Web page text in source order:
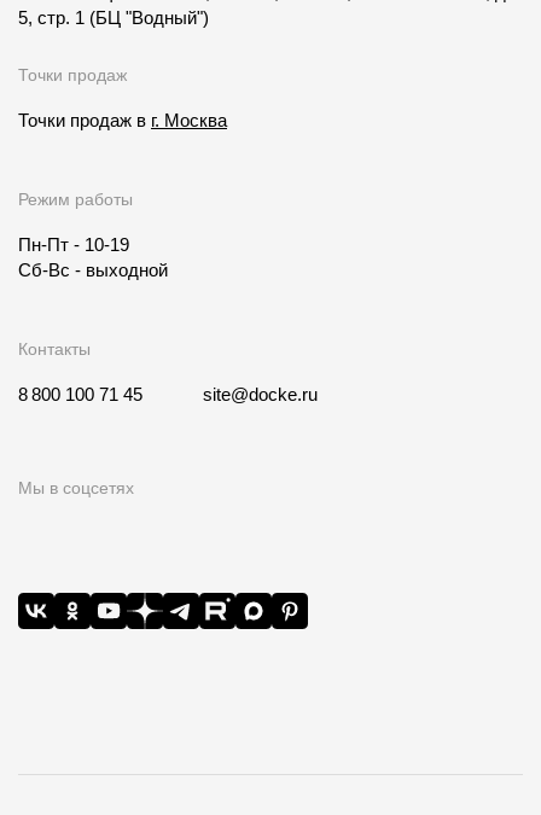
5, стр. 1 (БЦ "Водный")
Точки продаж
Точки продаж в г. Москва
Режим работы
Пн-Пт - 10-19
Сб-Вс - выходной
Контакты
8 800 100 71 45 site@docke.ru
Мы в соцсетях